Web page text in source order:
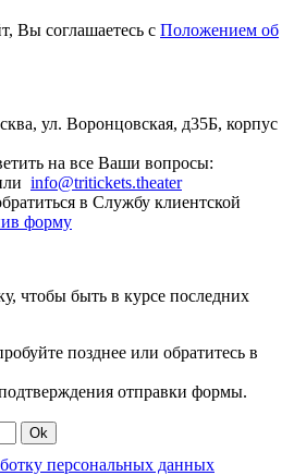
Вы соглашаетесь с Положением об
ул. Воронцовская, д35Б, корпус
на все Ваши вопросы:
info@tritickets.theater
в Службу клиентской
форму
чтобы быть в курсе последних
позднее или обратитесь в
отправки формы.
Ok
персональных данных